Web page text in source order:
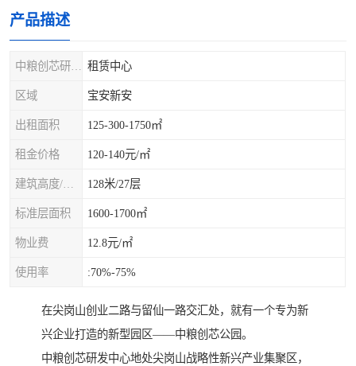
产品描述
租赁中心
区域 宝安新安
出租面积 125-300-1750㎡
租金价格 120-140元/㎡
128米/27层
标准层面积 1600-1700㎡
物业费 12.8元/㎡
使用率 :70%-75%
在尖岗山创业二路与留仙一路交汇处，就有一个专为新
兴企业打造的新型园区——中粮创芯公园。
中粮创芯研发中心地处尖岗山战略性新兴产业集聚区，
宝安西乡
光明区
龙华观澜